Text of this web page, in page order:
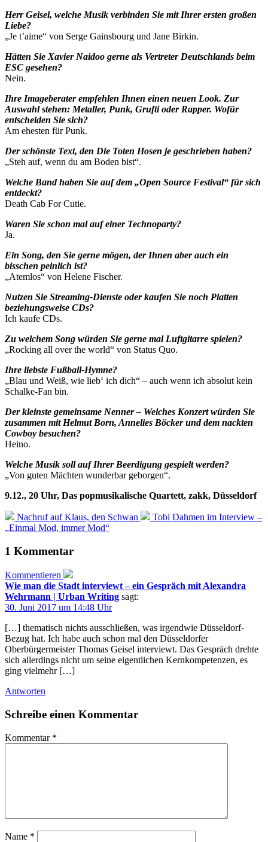
Herr Geisel, welche Musik verbinden Sie mit Ihrer ersten großen
Liebe?
„Je t’aime“ von Serge Gainsbourg und Jane Birkin.
Hätten Sie Xavier Naidoo gerne als Vertreter Deutschlands beim
ESC gesehen?
Nein.
Ihre Imageberater empfehlen Ihnen einen neuen Look. Zur
Auswahl stehen: Metaller, Punk, Grufti oder Rapper. Wofür
entscheiden Sie sich?
Am ehesten für Punk.
Der schönste Text, den Die Toten Hosen je geschrieben haben?
„Steh auf, wenn du am Boden bist“.
Welche Band haben Sie auf dem „Open Source Festival“ für sich
entdeckt?
Death Cab For Cutie.
Waren Sie schon mal auf einer Technoparty?
Ja.
Ein Song, den Sie gerne mögen, der Ihnen aber auch ein
bisschen peinlich ist?
„Atemlos“ von Helene Fischer.
Nutzen Sie Streaming-Dienste oder kaufen Sie noch Platten
beziehungsweise CDs?
Ich kaufe CDs.
Zu welchem Song würden Sie gerne mal Luftgitarre spielen?
„Rocking all over the world“ von Status Quo.
Ihre liebste Fußball-Hymne?
„Blau und Weiß, wie lieb‘ ich dich“ – auch wenn ich absolut kein
Schalke-Fan bin.
Der kleinste gemeinsame Nenner – Welches Konzert würden Sie
zusammen mit Helmut Born, Annelies Böcker und dem nackten
Cowboy besuchen?
Heino.
Welche Musik soll auf Ihrer Beerdigung gespielt werden?
„Von guten Mächten wunderbar geborgen“.
9.12., 20 Uhr, Das popmusikalische Quartett, zakk, Düsseldorf
Nachruf auf Klaus, den Schwan
Tobi Dahmen im Interview –
„Einmal Mod, immer Mod“
1 Kommentar
Kommentieren
Wie man die Stadt interviewt – ein Gespräch mit Alexandra
Wehrmann | Urban Writing sagt:
30. Juni 2017 um 14:48 Uhr
[…] thematisch nichts ausschließen, was irgendwie Düsseldorf-
Bezug hat. Ich habe auch schon mal den Düsseldorfer
Oberbürgermeister Thomas Geisel interviewt. Das Gespräch drehte
sich allerdings nicht um seine eigentlichen Kernkompetenzen, es
ging vielmehr […]
Antworten
Schreibe einen Kommentar
Kommentar *
Name *